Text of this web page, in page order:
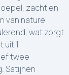
zacht en
van nature
wat zorgt
1
twee
Satijnen